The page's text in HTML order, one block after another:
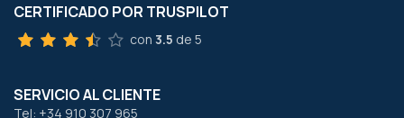
CERTIFICADO POR TRUSPILOT
con 3.5 de 5
SERVICIO AL CLIENTE
Tel: +34 910 307 965